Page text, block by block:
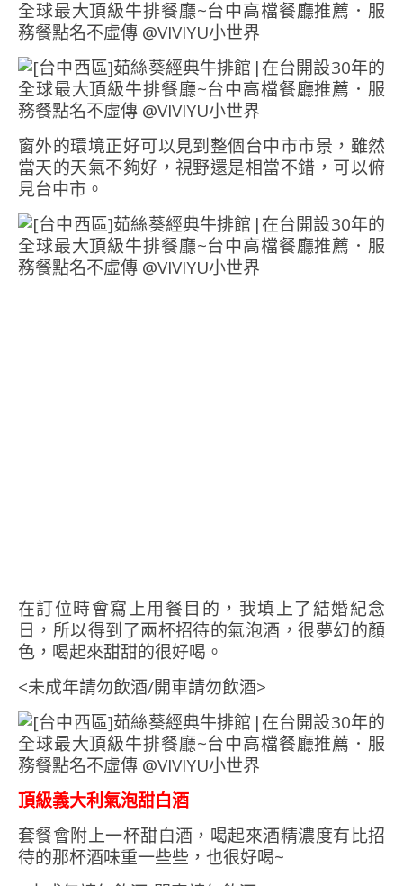
窗外的環境正好可以見到整個台中市市景，雖然
當天的天氣不夠好，視野還是相當不錯，可以俯
見台中市。
在訂位時會寫上用餐目的，我填上了結婚紀念
日，所以得到了兩杯招待的氣泡酒，很夢幻的顏
色，喝起來甜甜的很好喝。
<未成年請勿飲酒/開車請勿飲酒>
頂級義大利氣泡甜白酒
套餐會附上一杯甜白酒，喝起來酒精濃度有比招
待的那杯酒味重一些些，也很好喝~